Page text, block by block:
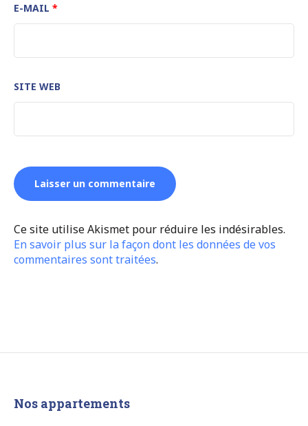
E-MAIL *
SITE WEB
Ce site utilise Akismet pour réduire les indésirables.
En savoir plus sur la façon dont les données de vos
commentaires sont traitées.
Nos appartements